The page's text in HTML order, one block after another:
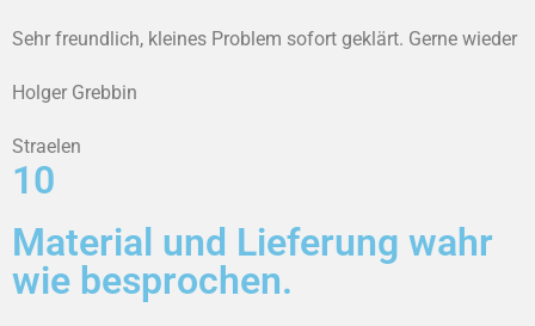
Sehr freundlich, kleines Problem sofort geklärt. Gerne wieder
Holger Grebbin
Straelen
10
Material und Lieferung wahr
wie besprochen.